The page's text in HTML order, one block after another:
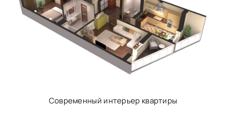
Современный интерьер квартиры